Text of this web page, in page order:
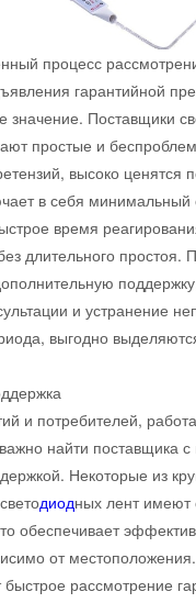
процесс
гарантийной
Поставщики
простые и
высоко ценятся
в себя
время
длительного простоя.
и устранение
выгодно
и потребителей,
найти поставщика
Некоторые из
диодных лент имеют
обеспечивает
от
быстрое рассмотрение